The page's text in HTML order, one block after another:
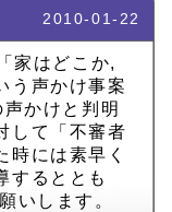
2010-01-22
家はどこか,
う声かけ事案
かけと判明
して「不審者
時には素早く
するととも
いします。